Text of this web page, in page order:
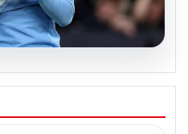
sahaya dev isim!
Tijjani